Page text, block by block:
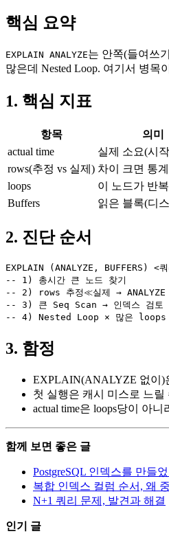
핵심 요약
EXPLAIN ANALYZE는 안쪽(들여쓰
많은데 Nested Loop. 여기서 병목
1. 핵심 지표
항목
의미
actual time
실제 소요(시
rows(추정 vs 실제) 차이 크면 통
loops
이 노드가 반
Buffers
읽은 블록(디
2. 진단 순서
EXPLAIN (ANALYZE, BUFFERS) <
-- 1) 총시간 큰 노드 찾기
-- 2) rows 추정≪실제 → ANALYZE
-- 3) 큰 Seq Scan → 인덱스 검토
-- 4) Nested Loop × 많은 loops
3. 함정
EXPLAIN(ANALYZE 없이)
첫 실행은 캐시 미스로 느
actual time은 loops당이 아
함께 보면 좋은 글
PostgreSQL 인덱스를 만들
복합 인덱스 컬럼 순서, 왜
N+1 쿼리 문제, 발견과 해결
인기 글